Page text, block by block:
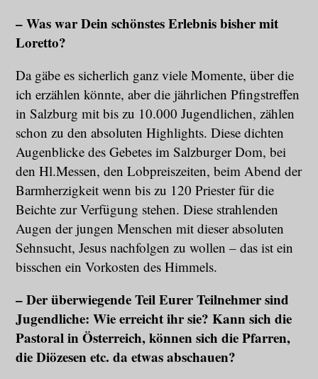
– Was war Dein schönstes Erlebnis bisher mit
Loretto?
Da gäbe es sicherlich ganz viele Momente, über die
ich erzählen könnte, aber die jährlichen Pfingstreffen
in Salzburg mit bis zu 10.000 Jugendlichen, zählen
schon zu den absoluten Highlights. Diese dichten
Augenblicke des Gebetes im Salzburger Dom, bei
den Hl.Messen, den Lobpreiszeiten, beim Abend der
Barmherzigkeit wenn bis zu 120 Priester für die
Beichte zur Verfügung stehen. Diese strahlenden
Augen der jungen Menschen mit dieser absoluten
Sehnsucht, Jesus nachfolgen zu wollen – das ist ein
bisschen ein Vorkosten des Himmels.
– Der überwiegende Teil Eurer Teilnehmer sind
Jugendliche: Wie erreicht ihr sie? Kann sich die
Pastoral in Österreich, können sich die Pfarren,
die Diözesen etc. da etwas abschauen?